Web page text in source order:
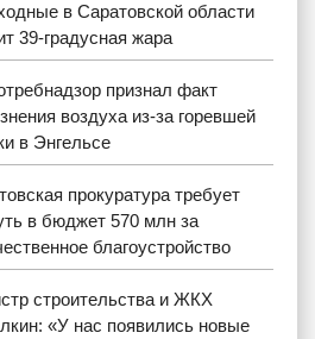
в Саратовской области
39-градусная жара
признал факт
воздуха из-за горевшей
в Энгельсе
прокуратура требует
в бюджет 570 млн за
благоустройство
строительства и ЖКХ
«У нас появились новые